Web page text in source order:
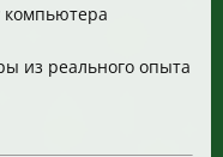
компьютера
из реального опыта